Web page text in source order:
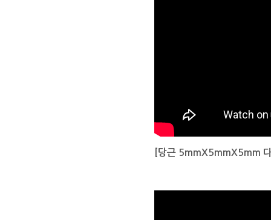
[당근 5mmX5mmX5mm